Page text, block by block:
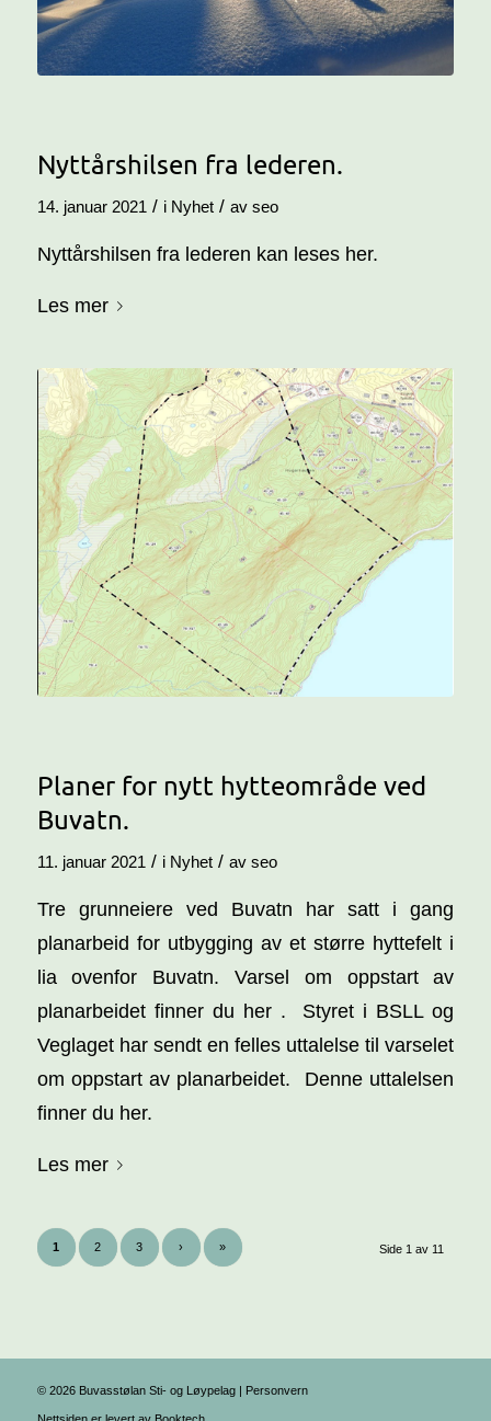
Nyttårshilsen fra lederen.
14. januar 2021 / i Nyhet / av seo
Nyttårshilsen fra lederen kan leses her.
Les mer
Planer for nytt hytteområde ved
Buvatn.
11. januar 2021 / i Nyhet / av seo
Tre grunneiere ved Buvatn har satt i gang
planarbeid for utbygging av et større hyttefelt i
lia ovenfor Buvatn. Varsel om oppstart av
planarbeidet finner du her . Styret i BSLL og
Veglaget har sendt en felles uttalelse til varselet
om oppstart av planarbeidet. Denne uttalelsen
finner du her.
Les mer
Side 1 av 11
1 2 3 › »
© 2026Buvasstølan Sti- og Løypelag | Personvern